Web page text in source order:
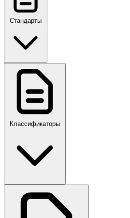
Стандарты
ГОСТ, ГОСТ Р, ПНСТ
ПР,Р,ПМГ,РМГ
Классификаторы